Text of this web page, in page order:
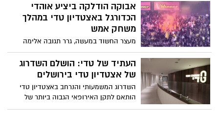
בשירותים באצטדיון טדי במהלך משחק
הפועל ת”א. במשטרה מתחייבים: “נאתר את
המעורבים ונמצה עימם את הדין”
אבוקה הודלקה ביציע אוהדי
הכדורגל באצטדיון טדי במהלך
משחק אמש
מעצר החשוד במעשה, גרר תגובה אלימה
והתפרעות מצד קומץ אוהדי הקבוצה
המקומית, תוך שתקפו שוטרים והשליכו
חפצים וכיסאות לעברם וגרמו לפציעתם של
העתיד של טדי: הושלם השדרוג
של אצטדיון טדי בירושלים
השדרוג המשמעותי והנרחב באצטדיון טדי
הותאם לתקן האירופאי הגבוה ביותר של
אופ"א, המאפשר אירוח משחקי ליגת